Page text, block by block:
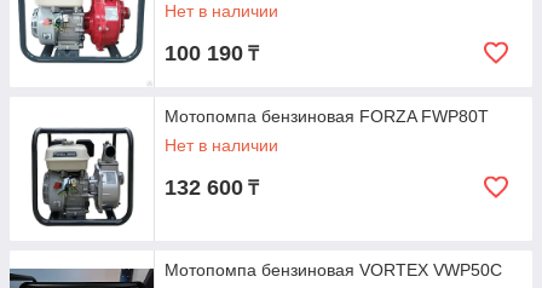
Нет в наличии
100 190 ₸
Мотопомпа бензиновая FORZA FWP80T
Нет в наличии
132 600 ₸
Мотопомпа бензиновая VORTEX VWP50C